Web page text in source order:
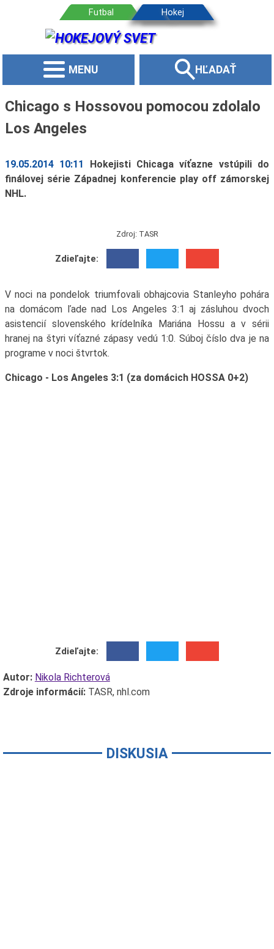
MENU HĽADAŤ
Chicago s Hossovou pomocou zdolalo
Los Angeles
19.05.2014 10:11
Hokejisti Chicaga víťazne vstúpili do
finálovej série Západnej konferencie play off zámorskej
NHL.
Zdroj: TASR
Zdieľajte:
V noci na pondelok triumfovali obhajcovia Stanleyho pohára
na domácom ľade nad Los Angeles 3:1 aj zásluhou dvoch
asistencií slovenského krídelníka Mariána Hossu a v sérii
hranej na štyri víťazné zápasy vedú 1:0. Súboj číslo dva je na
programe v noci štvrtok.
Chicago - Los Angeles 3:1 (za domácich HOSSA 0+2)
Zdieľajte:
Autor: Nikola Richterová
Zdroje informácií:TASR, nhl.com
DISKUSIA